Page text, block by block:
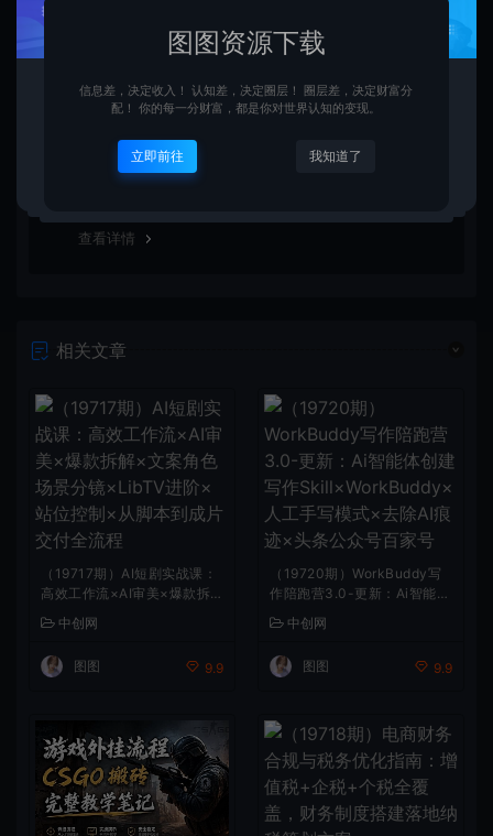
资源链接失效了怎么办？
可以联系图图资源下载站的官方客服放映情况，客服会第
一时间补链接。
查看详情
相关文章
（19717期）AI短剧实战课：
高效工作流×AI审美×爆款拆
解×文案角色场景分镜×LibTV
进阶×站位控制×从脚本到成
片交付全流程
中创网
图图 9.9
（19720期）WorkBuddy写
作陪跑营3.0-更新：Ai智能体
创建写作Skill×WorkBuddy×
人工手写模式×去除AI痕迹×
头条公众号百家号
中创网
图图 9.9
图图资源下载
信息差，决定收入！ 认知差，决定圈层！ 圈层差，决定财富分
配！ 你的每一分财富，都是你对世界认知的变现。
立即前往 我知道了